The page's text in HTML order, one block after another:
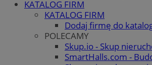
KATALOG FIRM
KATALOG FIRM
Dodaj firmę do
POLECAMY
Skup.io - Skup
SmartHalls.com -